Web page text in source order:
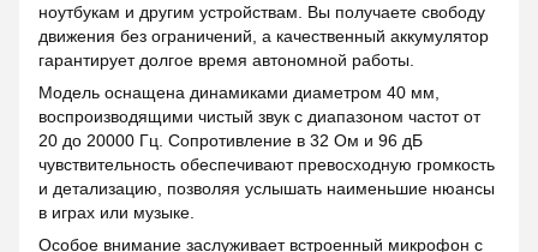
ноутбукам и другим устройствам. Вы получаете свободу
движения без ограничений, а качественный аккумулятор
гарантирует долгое время автономной работы.
Модель оснащена динамиками диаметром 40 мм,
воспроизводящими чистый звук с диапазоном частот от
20 до 20000 Гц. Сопротивление в 32 Ом и 96 дБ
чувствительность обеспечивают превосходную громкость
и детализацию, позволяя услышать наименьшие нюансы
в играх или музыке.
Особое внимание заслуживает встроенный микрофон с